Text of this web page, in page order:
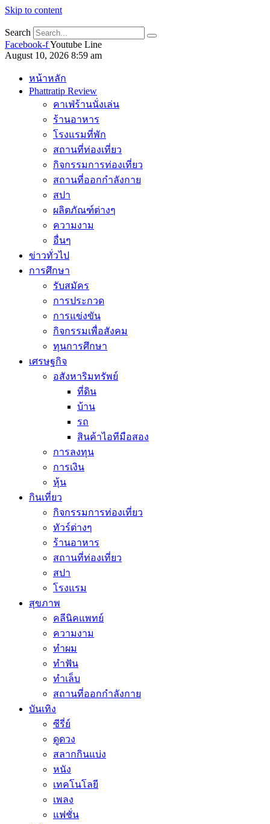
Skip to content
Search
Facebook-fYoutube Line
August 10, 2026 8:59 am
หน้าหลัก
Phattratip Review
คาเฟ่ร้านนั่งเล่น
ร้านอาหาร
โรงแรมที่พัก
สถานที่ท่องเที่ยว
กิจกรรมการท่องเที่ยว
สถานที่ออกกำลังกาย
สปา
ผลิตภัณฑ์ต่างๆ
ความงาม
อื่นๆ
ข่าวทั่วไป
การศึกษา
รับสมัคร
การประกวด
การแข่งขัน
กิจกรรมเพื่อสังคม
ทุนการศึกษา
เศรษฐกิจ
อสังหาริมทรัพย์
ที่ดิน
บ้าน
รถ
สินค้าไอทีมือสอง
การลงทุน
การเงิน
หุ้น
กินเที่ยว
กิจกรรมการท่องเที่ยว
ทัวร์ต่างๆ
ร้านอาหาร
สถานที่ท่องเที่ยว
สปา
โรงแรม
สุขภาพ
คลีนิคแพทย์
ความงาม
ทำผม
ทำฟัน
ทำเล็บ
สถานที่ออกกำลังกาย
บันเทิง
ซีรี่ย์
ดูดวง
สลากกินแบ่ง
หนัง
เทคโนโลยี
เพลง
แฟชั่น